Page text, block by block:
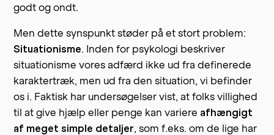
godt og ondt.
Men dette synspunkt støder på et stort problem:
Situationisme. Inden for psykologi beskriver
situationisme vores adfærd ikke ud fra definerede
karaktertræk, men ud fra den situation, vi befinder
os i. Faktisk har undersøgelser vist, at folks villighed
til at give hjælp eller penge kan variere afhængigt
af meget simple detaljer, som f.eks. om de lige har